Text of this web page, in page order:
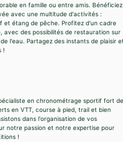
en famille ou entre amis. Bénéficiez
avec une multitude d'activités :
et étang de pêche. Profitez d'un cadre
avec des possibilités de restauration sur
l'eau. Partagez des instants de plaisir et
!
en chronométrage sportif fort de
en VTT, course à pied, trail et bien
dans l'organisation de vos
notre passion et notre expertise pour
!